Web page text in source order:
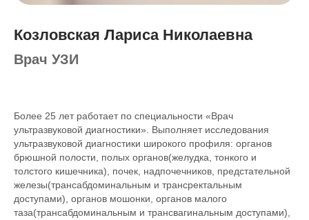
Козловская Лариса Николаевна
Врач УЗИ
Более 25 лет работает по специальности «Врач
ультразвуковой диагностики». Выполняет исследования
ультразвуковой диагностики широкого профиля: органов
брюшной полости, полых органов(желудка, тонкого и
толстого кишечника), почек, надпочечников, предстательной
железы(трансабдоминальным и трансректальным
доступами), органов мошонки, органов малого
таза(трансабдоминальным и трансвагинальным доступами),